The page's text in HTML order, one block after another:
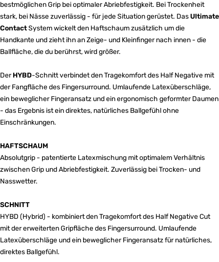
bestmöglichen Grip bei optimaler Abriebfestigkeit. Bei Trockenheit
stark, bei Nässe zuverlässig - für jede Situation gerüstet. Das Ultimate
ContactSystem wickelt den Haftschaum zusätzlich um die
Handkante und zieht ihn an Zeige- und Kleinfinger nach innen - die
Ballfläche, die du berührst, wird größer.
DerHYBD-Schnitt verbindet den Tragekomfort des Half Negative mit
der Fangfläche des Fingersurround. Umlaufende Latexüberschläge,
ein beweglicher Fingeransatz und ein ergonomisch geformter Daumen
- das Ergebnis ist ein direktes, natürliches Ballgefühl ohne
Einschränkungen.
HAFTSCHAUM
Absolutgrip - patentierte Latexmischung mit optimalem Verhältnis
zwischen Grip und Abriebfestigkeit. Zuverlässig bei Trocken- und
Nasswetter.
SCHNITT
HYBD (Hybrid) - kombiniert den Tragekomfort des Half Negative Cut
mit der erweiterten Gripfläche des Fingersurround. Umlaufende
Latexüberschläge und ein beweglicher Fingeransatz für natürliches,
direktes Ballgefühl.